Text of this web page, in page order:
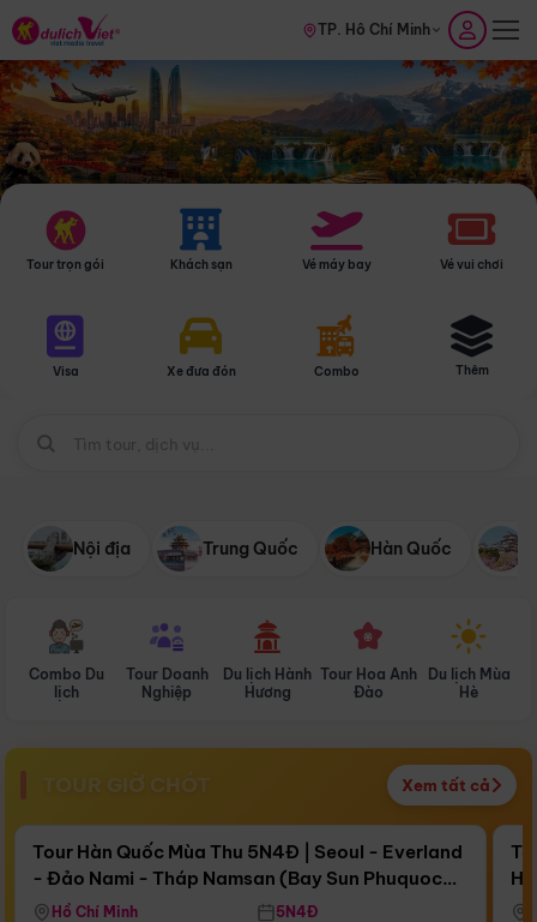
TP. Hồ Chí Minh
Tour trọn gói Khách sạn Vé máy bay Vé vui chơi
Visa Xe đưa đón Combo Thêm
Nội địa Trung Quốc Hàn Quốc
Combo Du
lịch
Tour Doanh
Nghiệp
Du lịch Hành
Hương
Tour Hoa Anh
Đào
Du lịch Mùa
Hè
TOUR GIỜ CHÓT Xem tất cả
Còn16 ngày 09:04:15
Bay Sun Phuquoc Airways
Điểm nổi bật
Tour Hàn Quốc Mùa Thu 5N4Đ | Seoul - Everland
- Đảo Nami - Tháp Namsan (Bay Sun Phuquoc
Airways)
Hồ Chí Minh 5N4Đ